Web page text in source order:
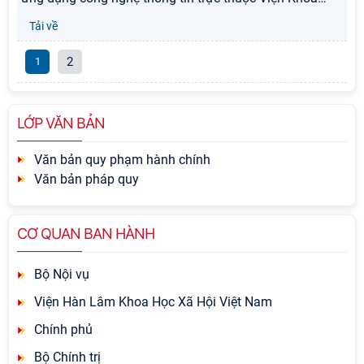
Tải về
1 2
LỚP VĂN BẢN
Văn bản quy phạm hành chính
Văn bản pháp quy
CƠ QUAN BAN HÀNH
Bộ Nội vụ
Viện Hàn Lâm Khoa Học Xã Hội Việt Nam
Chính phủ
Bộ Chính trị